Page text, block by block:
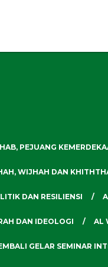
PEJUANG
WIJHAH DAN
DAN RESILIENSI
DAN IDEOLOGI AL
GELAR SEMINAR